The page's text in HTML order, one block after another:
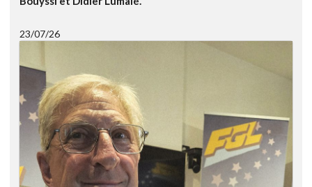
23/07/26